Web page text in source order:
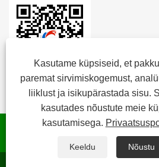
Kasutame küpsiseid, et
paremat sirvimiskogemust,
liiklust ja isikupärastada sisu.
kasutades nõustute meie
kasutamisega.
Keeldu Nõustu
Autoriõigus © 2022 Raybone
korgikork, korgirull – kõik õigused